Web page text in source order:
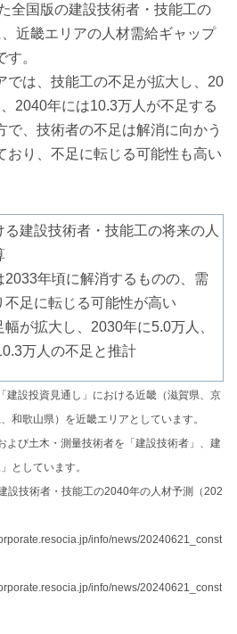
全国版の建設技術者・技能工の
近畿エリアの人材需給ギャップ
。
では、技能工の不足が拡大し、20
2040年には10.3万人が不足する
で、技術者の不足は解消に向かう
おり、不足に転じる可能性も高い
建設技術者・技能工の将来の人
2033年頃に解消するものの、需
不足に転じる可能性が高い
が拡大し、2030年に5.0万人、
万人の不足と推計
設投資見通し」における近畿（滋賀県、京
和歌山県）を近畿エリアとしています。
び土木・測量技術者を「建設技術者」、建
としています。
技術者・技能工の2040年の人材予測（202
info/news/20240621_const
info/news/20240621_const